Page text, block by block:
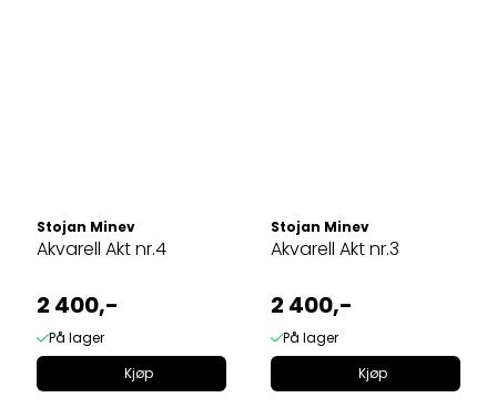
Stojan Minev
Akvarell Akt nr.4
2 400,-
På lager
Kjøp
Stojan Minev
Akvarell Akt nr.3
2 400,-
På lager
Kjøp